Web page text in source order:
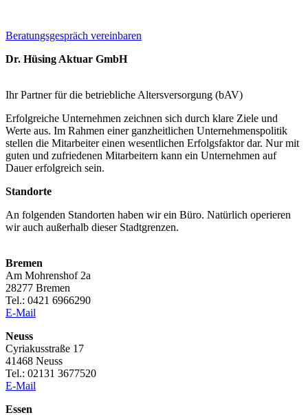
Beratungsgespräch vereinbaren
Dr. Hüsing Aktuar GmbH
Ihr Partner für die betriebliche Altersversorgung (bAV)
Erfolgreiche Unternehmen zeichnen sich durch klare Ziele und
Werte aus. Im Rahmen einer ganzheitlichen Unternehmenspolitik
stellen die Mitarbeiter einen wesentlichen Erfolgsfaktor dar. Nur mit
guten und zufriedenen Mitarbeitern kann ein Unternehmen auf
Dauer erfolgreich sein.
Standorte
An folgenden Standorten haben wir ein Büro. Natürlich operieren
wir auch außerhalb dieser Stadtgrenzen.
Bremen
Am Mohrenshof 2a
28277 Bremen
Tel.: 0421 6966290
E-Mail
Neuss
Cyriakusstraße 17
41468 Neuss
Tel.: 02131 3677520
E-Mail
Essen